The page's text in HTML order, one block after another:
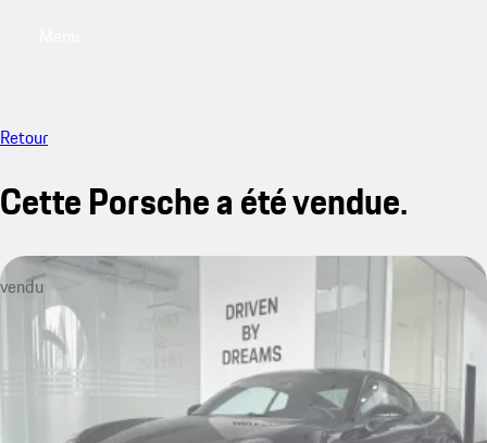
Retour
Cette Porsche a été vendue.
vendu